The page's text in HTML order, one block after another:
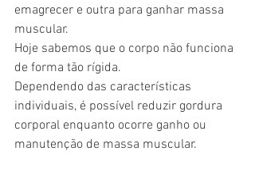
emagrecer e outra para ganhar massa
muscular.
Hoje sabemos que o corpo não funciona
de forma tão rígida.
Dependendo das características
individuais, é possível reduzir gordura
corporal enquanto ocorre ganho ou
manutenção de massa muscular.